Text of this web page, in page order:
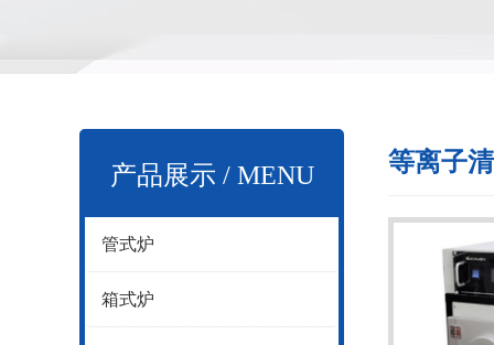
产品展示 / MENU
管式炉
箱式炉
等离子